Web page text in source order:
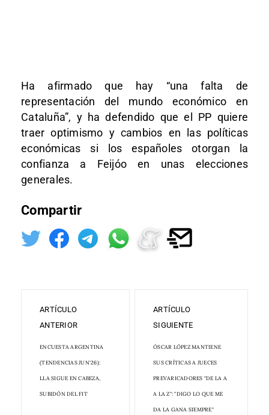
Ha afirmado que hay “una falta de
representación del mundo económico en
Cataluña”, y ha defendido que el PP quiere
traer optimismo y cambios en las políticas
económicas si los españoles otorgan la
confianza a Feijóo en unas elecciones
generales.
Compartir
ARTÍCULO
ANTERIOR
ENCUESTA ARGENTINA
(TENDENCIAS JUN'26):
LLA SIGUE EN CABEZA,
SUBIDÓN DEL FIT
ARTÍCULO
SIGUIENTE
ÓSCAR LÓPEZ MANTIENE
SUS CRÍTICAS A JUECES
PREVARICADORES "DE LA A
A LA Z": "DIGO LO QUE ME
DA LA GANA SIEMPRE"